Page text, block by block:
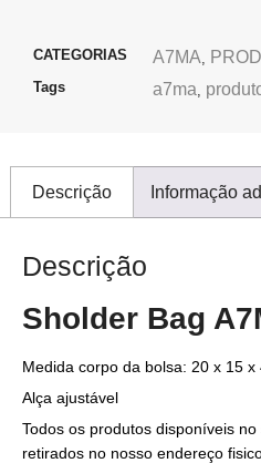
CATEGORIAS A7MA,
Tags a7ma,
Descrição Informação
Descrição
Sholder Bag
Medida corpo da bolsa: 20 x 15 x
Alça ajustável
Todos os produtos disponíveis
retirados no nosso endereço